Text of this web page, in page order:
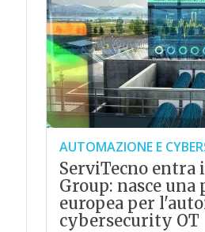
AUTOMAZIONE E
ServiTecno entra
Group: nasce
europea per
cybersecurity OT